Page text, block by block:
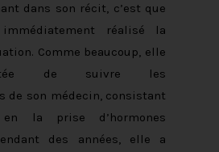
dans son récit, c’est que
réalisé la
Comme beaucoup, elle
de suivre les
de son médecin, consistant
en la prise d’hormones
des années, elle a